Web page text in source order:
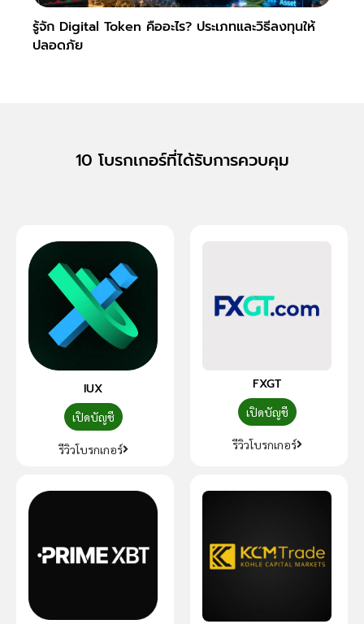
รู้จัก Digital Token คืออะไร? ประเภทและวิธีลงทุนให้
ปลอดภัย
10 โบรกเกอร์ที่ได้รับการควบคุม
IUX
เปิดบัญชี
รีวิวโบรกเกอร์
FXGT
เปิดบัญชี
รีวิวโบรกเกอร์